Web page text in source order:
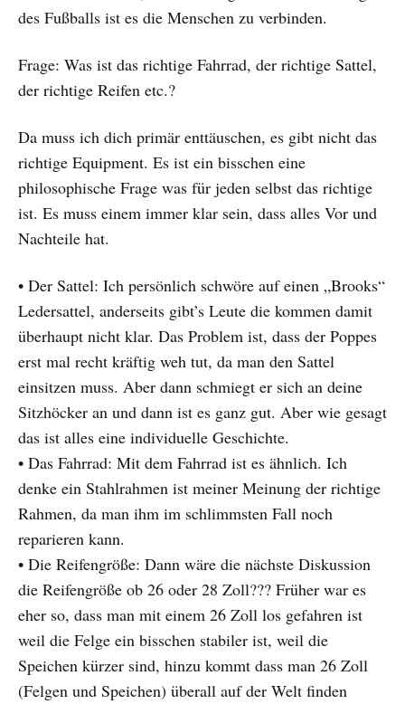
des Fußballs ist es die Menschen zu verbinden.
Frage: Was ist das richtige Fahrrad, der richtige Sattel,
der richtige Reifen etc.?
Da muss ich dich primär enttäuschen, es gibt nicht das
richtige Equipment. Es ist ein bisschen eine
philosophische Frage was für jeden selbst das richtige
ist. Es muss einem immer klar sein, dass alles Vor und
Nachteile hat.
• Der Sattel: Ich persönlich schwöre auf einen „Brooks“
Ledersattel, anderseits gibt’s Leute die kommen damit
überhaupt nicht klar. Das Problem ist, dass der Poppes
erst mal recht kräftig weh tut, da man den Sattel
einsitzen muss. Aber dann schmiegt er sich an deine
Sitzhöcker an und dann ist es ganz gut. Aber wie gesagt
das ist alles eine individuelle Geschichte.
• Das Fahrrad: Mit dem Fahrrad ist es ähnlich. Ich
denke ein Stahlrahmen ist meiner Meinung der richtige
Rahmen, da man ihm im schlimmsten Fall noch
reparieren kann.
• Die Reifengröße: Dann wäre die nächste Diskussion
die Reifengröße ob 26 oder 28 Zoll??? Früher war es
eher so, dass man mit einem 26 Zoll los gefahren ist
weil die Felge ein bisschen stabiler ist, weil die
Speichen kürzer sind, hinzu kommt dass man 26 Zoll
(Felgen und Speichen) überall auf der Welt finden